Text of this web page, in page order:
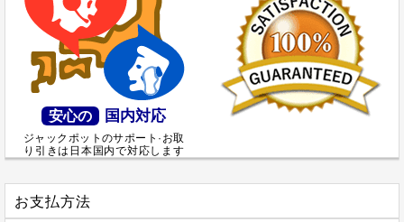
安心の 国内対応
ジャックポットのサポート·お取
り引きは日本国内で対応します
お支払方法